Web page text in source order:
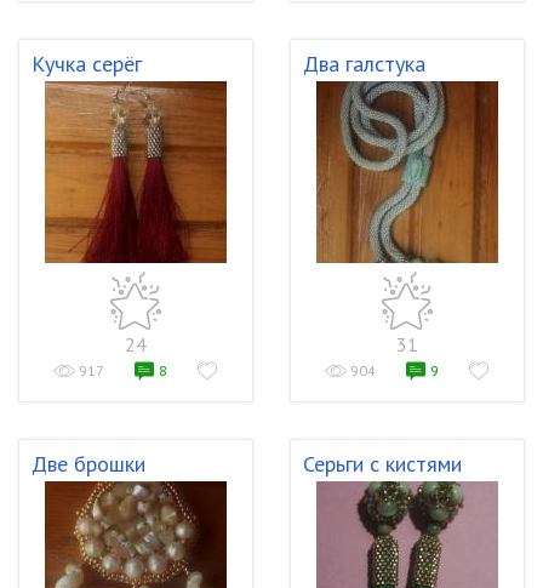
Кучка серёг
24
917 8
Два галстука
31
904 9
Две брошки Серьги с кистями